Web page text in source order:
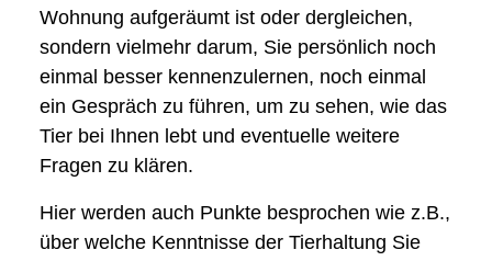
Wohnung aufgeräumt ist oder dergleichen,
sondern vielmehr darum, Sie persönlich noch
einmal besser kennenzulernen, noch einmal
ein Gespräch zu führen, um zu sehen, wie das
Tier bei Ihnen lebt und eventuelle weitere
Fragen zu klären.
Hier werden auch Punkte besprochen wie z.B.,
über welche Kenntnisse der Tierhaltung Sie